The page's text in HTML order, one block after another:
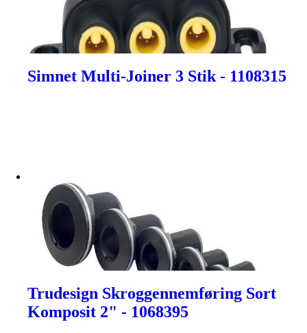
Simnet Multi-Joiner 3 Stik - 1108315
Trudesign Skroggennemføring Sort
Komposit 2" - 1068395